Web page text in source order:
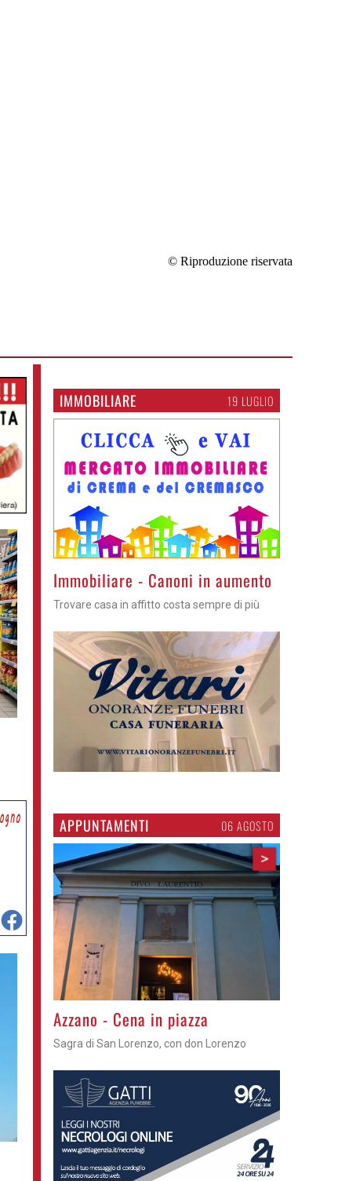
© Riproduzione riservata
IMMOBILIARE 19 LUGLIO
>Immobiliare - Canoni in aumento
Trovare casa in affitto costa sempre di più
APPUNTAMENTI 06 AGOSTO
>
Gli appuntamenti fino a sabato
Cosa fare questi giorni nel Cremasco